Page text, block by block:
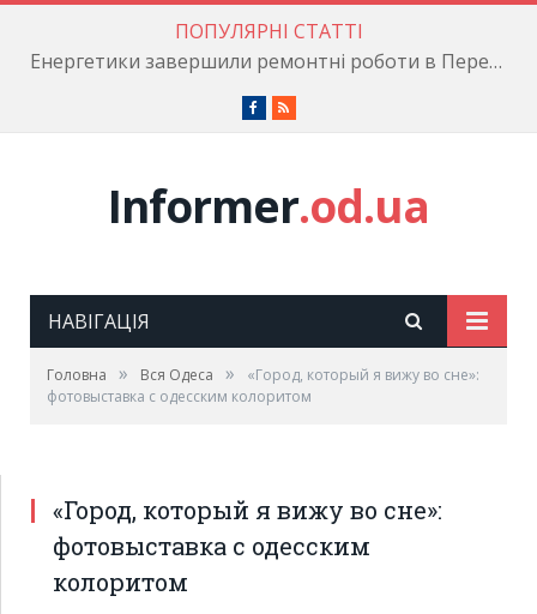
ПОПУЛЯРНІ СТАТТІ
Енергетики завершили ремонтні роботи в Пересипському районі
Facebook
RSS
Informer.od.ua
НАВІГАЦІЯ
Головна » Вся Одеса »
«Город, который я вижу во сне»:
фотовыставка с одесским колоритом
«Город, который я вижу во сне»:
фотовыставка с одесским
колоритом